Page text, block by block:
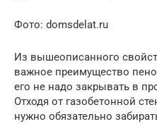
Фото: domsdelat.ru
Из вышеописанного
важное преимущество
его не надо закрывать в
Отходя от газобетонной
нужно обязательно